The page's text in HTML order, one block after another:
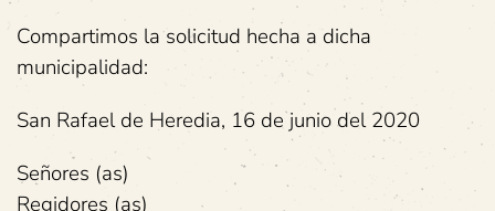
Compartimos la solicitud hecha a dicha
municipalidad:
San Rafael de Heredia, 16 de junio del 2020
Señores (as)
Regidores (as)